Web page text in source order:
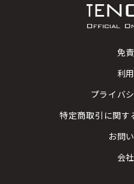
免
利
プライバ
特定商取引に関す
お問
会